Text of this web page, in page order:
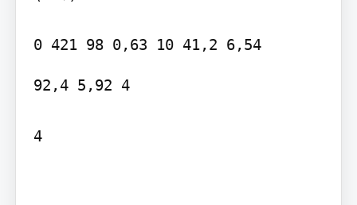
0 421 98 0,63 10 41,2 6,54
92,4 5,92 4
4